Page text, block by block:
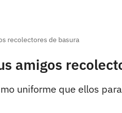
recolectores de basura
amigos
uniforme que ellos